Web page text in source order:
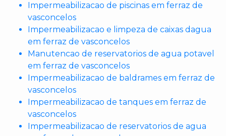
Impermeabilizacao de piscinas em ferraz de
vasconcelos
Impermeabilizacao e limpeza de caixas dagua
em ferraz de vasconcelos
Manutencao de reservatorios de agua potavel
em ferraz de vasconcelos
Impermeabilizacao de baldrames em ferraz de
vasconcelos
Impermeabilizacao de tanques em ferraz de
vasconcelos
Impermeabilizacao de reservatorios de agua